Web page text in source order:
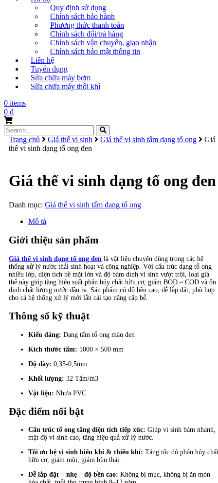
Quy định sử dụng
Chính sách bảo hành
Phương thức thanh toán
Chính sách đổi/trả hàng
Chính sách vận chuyển, giao nhận
Chính sách bảo mật thông tin
Liên hệ
Tuyển dụng
Sửa chữa máy bơm
Sửa chữa máy thổi khí
0 items
0 ₫
Search
for:Trang chủ Giá thể vi sinh Giá thể vi sinh tấm dạng tổ ong
Giá
thể vi sinh dạng tổ ong đen
Giá thể vi sinh dạng tổ ong đen
Danh mục: Giá thể vi sinh tấm dạng tổ ong
Mô tả
Giới thiệu sản phẩm
Giá thể vi sinh dạng tổ ong đen là vật liệu chuyên dùng trong các hệ
thống xử lý nước thải sinh hoạt và công nghiệp. Với cấu trúc dạng tổ ong
nhiều lớp, diện tích bề mặt lớn và độ bám dính vi sinh vượt trội, loại giá
thể này giúp tăng hiệu suất phân hủy chất hữu cơ, giảm BOD – COD và ổn
định chất lượng nước đầu ra. Sản phẩm có độ bền cao, dễ lắp đặt, phù hợp
cho cả hệ thống xử lý mới lẫn cải tạo nâng cấp bể.
Thông số kỹ thuật
Kiểu dáng: Dạng tấm tổ ong màu đen
Kích thước tấm: 1000 × 500 mm
Độ dày: 0,35-0,5mm
Khối lượng: 32 Tấm/m3
Vật liệu: Nhựa PVC
Đặc điểm nổi bật
Cấu trúc tổ ong tăng diện tích tiếp xúc: Giúp vi sinh bám nhanh,
mật độ vi sinh cao, tăng hiệu quả xử lý nước.
Tối ưu hệ vi sinh hiếu khí & thiếu khí: Tăng tốc độ phân hủy chất
hữu cơ, giảm mùi, giảm bùn thải.
Dễ lắp đặt – nhẹ – độ bền cao: Không bị mục, không bị ăn mòn